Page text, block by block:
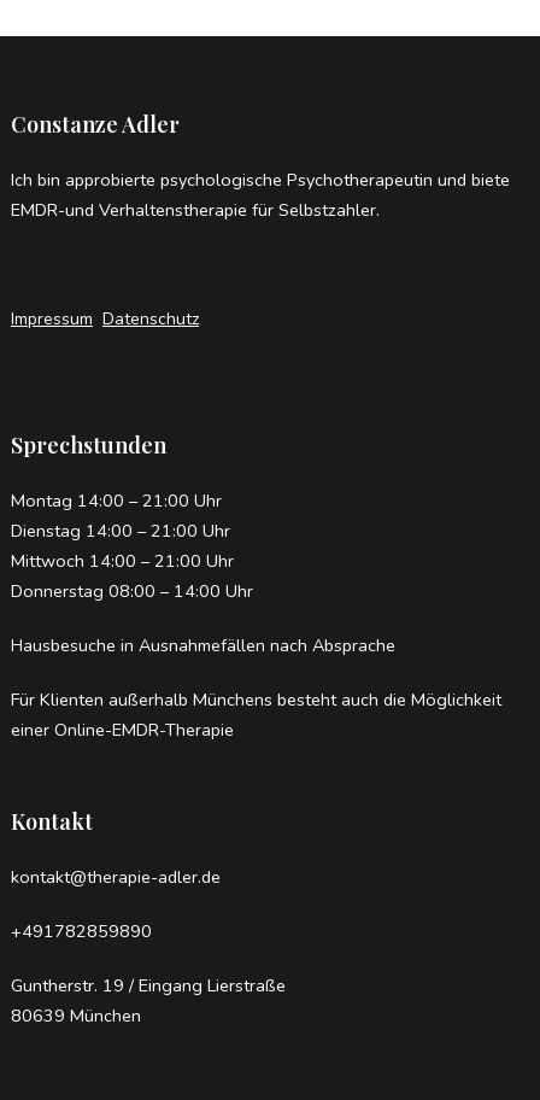
Constanze Adler
Ich bin approbierte psychologische Psychotherapeutin und biete
EMDR-und Verhaltenstherapie für Selbstzahler.
Impressum Datenschutz
Sprechstunden
Montag 14:00 – 21:00 Uhr
Dienstag 14:00 – 21:00 Uhr
Mittwoch 14:00 – 21:00 Uhr
Donnerstag 08:00 – 14:00 Uhr
Hausbesuche in Ausnahmefällen nach Absprache
Für Klienten außerhalb Münchens besteht auch die Möglichkeit
einer Online-EMDR-Therapie
Kontakt
kontakt@therapie-adler.de
+491782859890
Guntherstr. 19 / Eingang Lierstraße
80639 München